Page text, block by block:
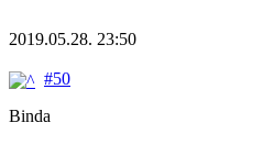
2019.05.28. 23:50
#50
Binda